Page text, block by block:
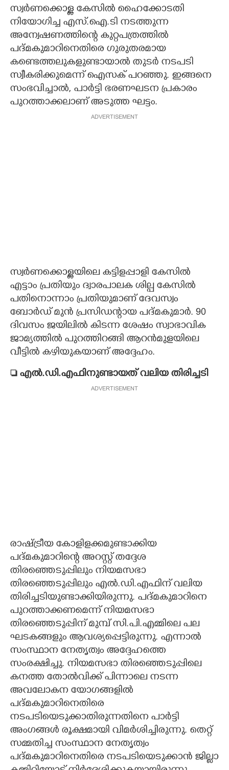
സ്വർണക്കൊള്ള കേസിൽ ഹൈക്കോടതി
നിയോഗിച്ച എസ്.ഐ.ടി നടത്തുന്ന
അന്വേഷണത്തിന്റെ കുറ്റപത്രത്തിൽ
പദ്മകുമാറിനെതിരെ ഗുരുതരമായ
കണ്ടെത്തലുകളുണ്ടായാൽ തുടർ നടപടി
സ്വീകരിക്കുമെന്ന് ഐസക് പറഞ്ഞു. ഇങ്ങനെ
സംഭവിച്ചാൽ, പാർട്ടി ഭരണഘടന പ്രകാരം
പുറത്താക്കലാണ് അടുത്ത ഘട്ടം.
ADVERTISEMENT
സ്വർണക്കൊള്ളയിലെ കട്ടിളപ്പാളി കേസിൽ
എട്ടാം പ്രതിയും ദ്വാരപാലക ശില്പ കേസിൽ
പതിനൊന്നാം പ്രതിയുമാണ് ദേവസ്വം
ബോർഡ് മുൻ പ്രസിഡന്റായ പദ്മകുമാർ. 90
ദിവസം ജയിലിൽ കിടന്ന ശേഷം സ്വാഭാവിക
ജാമ്യത്തിൽ പുറത്തിറങ്ങി ആറൻമുളയിലെ
വീട്ടിൽ കഴിയുകയാണ് അദ്ദേഹം.
 എൽ.ഡി.എഫിനുണ്ടായത് വലിയ തിരിച്ചടി
ADVERTISEMENT
രാഷ്ട്രീയ കോളിളക്കമുണ്ടാക്കിയ
പദ്മകുമാറിന്റെ അറസ്റ്റ് തദ്ദേശ
തിരഞ്ഞെടുപ്പിലും നിയമസഭാ
തിരഞ്ഞെടുപ്പിലും എൽ.ഡി.എഫിന് വലിയ
തിരിച്ചടിയുണ്ടാക്കിയിരുന്നു. പദ്മകുമാറിനെ
പുറത്താക്കണമെന്ന് നിയമസഭാ
തിരഞ്ഞെടുപ്പിന് മുമ്പ് സി.പി.എമ്മിലെ പല
ഘടകങ്ങളും ആവശ്യപ്പെട്ടിരുന്നു. എന്നാൽ
സംസ്ഥാന നേതൃത്വം അദ്ദേഹത്തെ
സംരക്ഷിച്ചു. നിയമസഭാ തിരഞ്ഞെടുപ്പിലെ
കനത്ത തോൽവിക്ക് പിന്നാലെ നടന്ന
അവലോകന യോഗങ്ങളിൽ
പദ്മകുമാറിനെതിരെ
നടപടിയെടുക്കാതിരുന്നതിനെ പാർട്ടി
അംഗങ്ങൾ രൂക്ഷമായി വിമർശിച്ചിരുന്നു. തെറ്റ്
സമ്മതിച്ച സംസ്ഥാന നേതൃത്വം
പദ്മകുമാറിനെതിരെ നടപടിയെടുക്കാൻ ജില്ലാ